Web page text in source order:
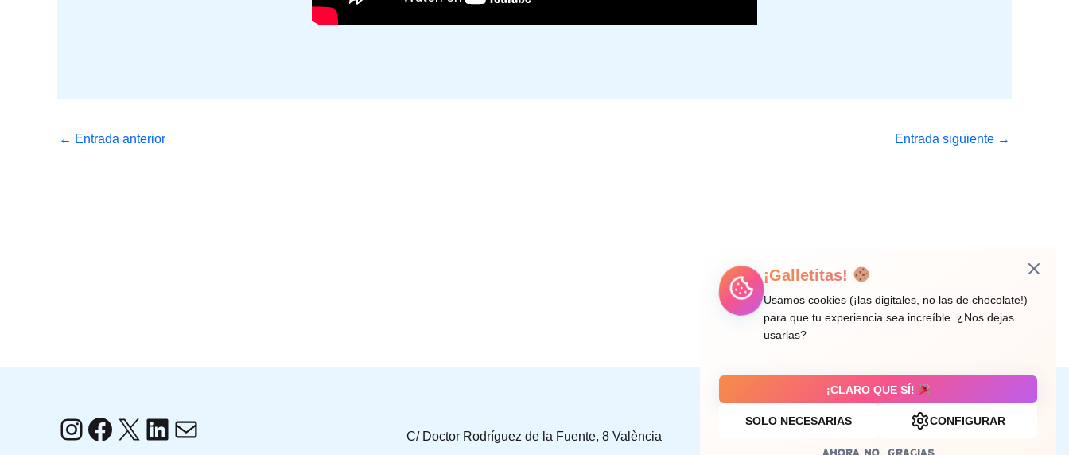
← Entrada anterior Entrada siguiente →
Instagram
Facebook
X LinkedIn
Correo electrónico
C/ Doctor Rodríguez de la Fuente, 8 València
Aviso legal
¡Galletitas!
Usamos cookies (¡las digitales, no las de chocolate!)
para que tu experiencia sea increíble. ¿Nos dejas
usarlas?
¡CLARO QUE SÍ!
SOLO NECESARIAS CONFIGURAR
AHORA NO, GRACIAS